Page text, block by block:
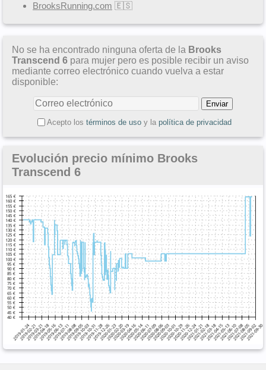
BrooksRunning.com 🇪🇸
No se ha encontrado ninguna oferta de la Brooks
Transcend 6 para mujer pero es posible recibir un aviso
mediante correo electrónico cuando vuelva a estar
disponible:
Acepto los términos de usoy la política de privacidad
Evolución precio mínimo Brooks
Transcend 6